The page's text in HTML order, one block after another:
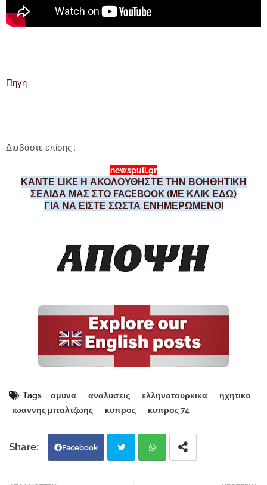
Πηγη
Διαβάστε επίσης :
newspull.gr
ΚΑΝΤΕ LIKE Η ΑΚΟΛΟΥΘΗΣΤΕ ΤΗΝ ΒΟΗΘΗΤΙΚΗ
ΣΕΛΙΔΑ ΜΑΣ ΣΤΟ FACEBOOK (ΜΕ ΚΛΙΚ ΕΔΩ)
ΓΙΑ ΝΑ ΕΙΣΤΕ ΣΩΣΤΑ ΕΝΗΜΕΡΩΜΕΝΟΙ
Tags αμυνα αναλυσεις ελληνοτουρκικα
ηχητικο
ιωαννης μπαλτζωης
κυπρος κυπρος 74
Facebook